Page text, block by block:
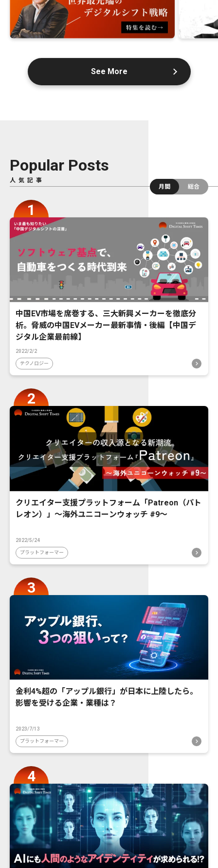
See More
Popular Posts
人気記事
月間
総合
中国EV市場を席巻する、三大新興メーカーを徹底分
析。脅威の中国EVメーカー最新事情・後編【中国デ
ジタル企業最前線】
2022/2/2
テクノロジー
クリエイター支援プラットフォーム「Patreon（パト
レオン）」〜海外ユニコーンウォッチ #9〜
2022/5/24
プラットフォーマー
金利4%超の「アップル銀行」が日本に上陸したら。
影響を受ける企業・業種は？
2023/7/13
プラットフォーマー